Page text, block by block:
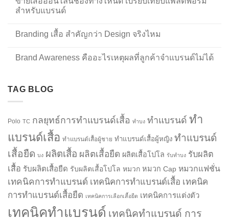
สำหรับแบรนด์
Branding เสื้อ สำคัญกว่า Design จริงไหม
Brand Awareness คืออะไรเหตุผลที่ลูกค้าจำแบรนด์ไม่ได้
TAG BLOG
Polo TC กลยุทธ์การทำแบรนด์เสื้อ ทำบง ทำแบรนด์ ทำ
แบรนด์เสื้อ ทำแบรนด์เสื้อผู้ชาย ทำแบรนด์เสื้อผู้หญิง ทำแบรนด์
เสื้อยืด บง ผลิตเสื้อ ผลิตเสื้อยืด ผลิตเสื้อโปโล รับทำบง รับผลิต
เสื้อ รับผลิตเสื้อยืด รับผลิตเสื้อโปโล หมวก หมวก Cap หมวกแฟชั่น
เทคนิคการทำแบรนด์ เทคนิคการทำแบรนด์เสื้อ เทคนิค
การทำแบรนด์เสื้อยืด เทคนิคการเลือกเสื้อยืด เทคนิคการแต่งตัว
เทคนิคทำแบรนด์ เทคนิคทำแบรนด์ การ